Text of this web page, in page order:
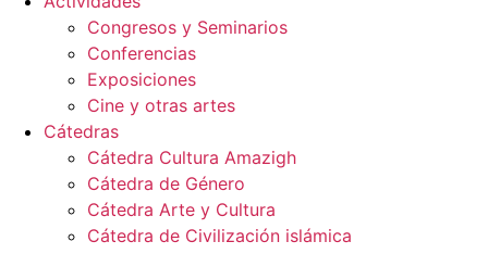
Congresos y Seminarios
Conferencias
Exposiciones
Cine y otras artes
Cátedras
Cátedra Cultura Amazigh
Cátedra de Género
Cátedra Arte y Cultura
Cátedra de Civilización islámica